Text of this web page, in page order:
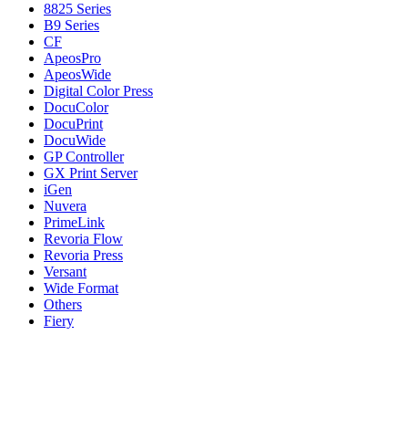
8825 Series
B9 Series
CF
ApeosPro
ApeosWide
Digital Color Press
DocuColor
DocuPrint
DocuWide
GP Controller
GX Print Server
iGen
Nuvera
PrimeLink
Revoria Flow
Revoria Press
Versant
Wide Format
Others
Fiery